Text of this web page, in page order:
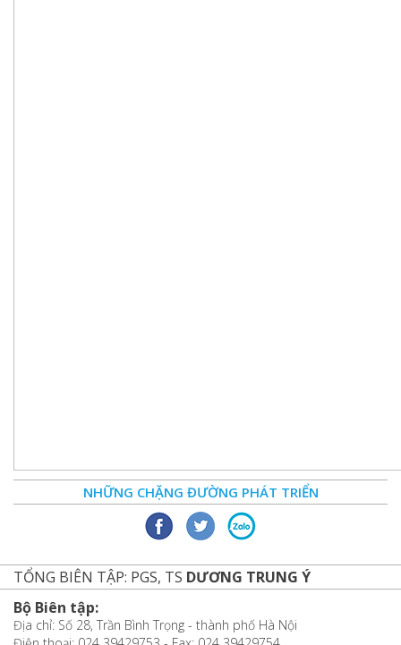
NHỮNG CHẶNG ĐƯỜNG PHÁT TRIỂN
TỔNG BIÊN TẬP: PGS, TS DƯƠNG TRUNG Ý
Bộ Biên tập:
Địa chỉ: Số 28, Trần Bình Trọng - thành phố Hà Nội